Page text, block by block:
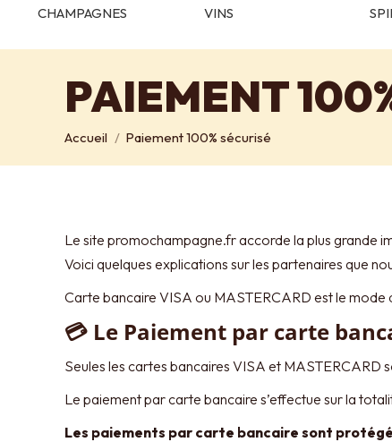
CHAMPAGNES VINS
PAIEMENT
Vous êtes ici :
Accueil Paiement 100% sécurisé
Le site promochampagne.fr accorde la plus grande
Voici quelques explications sur les partenaires que
Carte bancaire VISA ou MASTERCARD est le
💳 Le Paiement par carte
Seules les cartes bancaires VISA et
Le paiement par carte bancaire s’effectue sur la
Les paiements par carte bancaire sont